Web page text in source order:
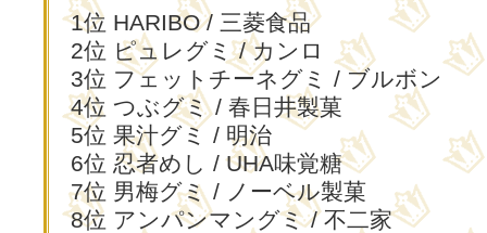
1位 HARIBO / 三菱食品
2位 ピュレグミ / カンロ
3位 フェットチーネグミ / ブルボン
4位 つぶグミ / 春日井製菓
5位 果汁グミ / 明治
6位 忍者めし / UHA味覚糖
7位 男梅グミ / ノーベル製菓
8位 アンパンマングミ / 不二家